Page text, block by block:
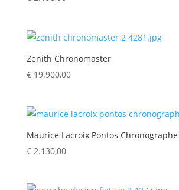
Zenith Chronomaster
€19.900,00
Maurice Lacroix Pontos Chronographe
€2.130,00